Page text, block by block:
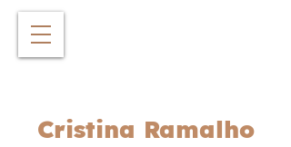
Cristina Ramalho